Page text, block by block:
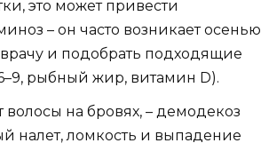
это может привести
– он часто возникает осенью
и подобрать подходящие
рыбный жир, витамин D).
на бровях, – демодекоз
налет, ломкость и выпадение